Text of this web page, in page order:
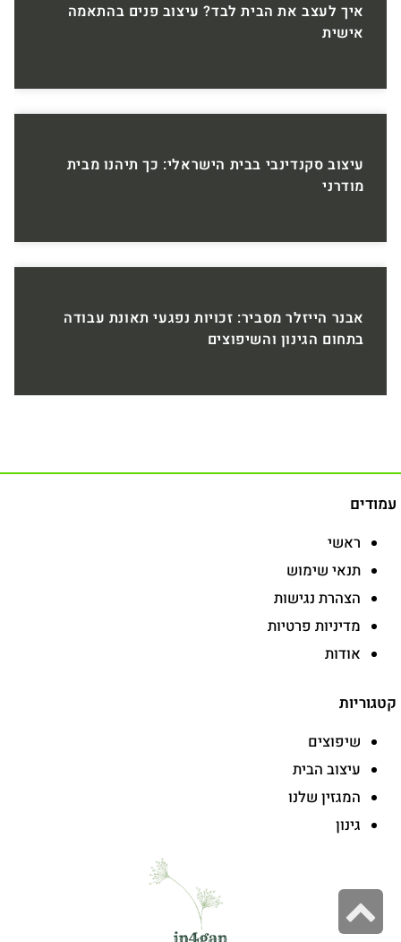
איך לעצב את הבית לבד? עיצוב פנים בהתאמה
אישית
עיצוב סקנדינבי בבית הישראלי: כך תיהנו מבית
מודרני
אבנר הייזלר מסביר: זכויות נפגעי תאונת עבודה
בתחום הגינון והשיפוצים
עמודים
ראשי
תנאי שימוש
הצהרת נגישות
מדיניות פרטיות
אודות
קטגוריות
שיפוצים
עיצוב הבית
המגזין שלנו
גינון
גלילה